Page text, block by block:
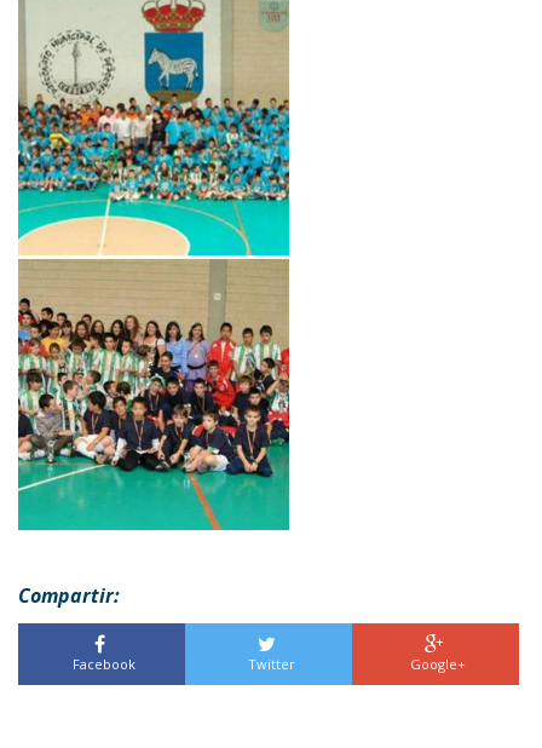
Compartir:
Facebook Twitter Google+